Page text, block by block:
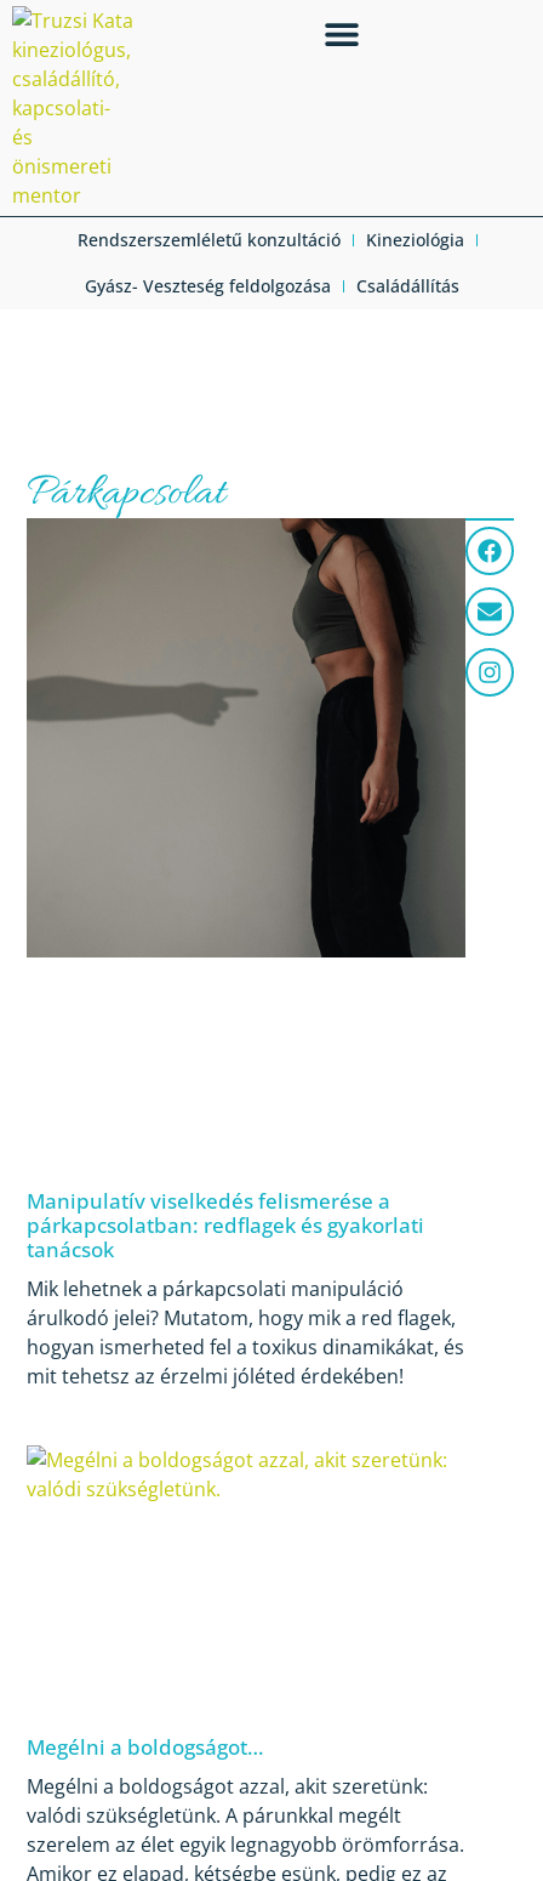
Rendszerszemléletű konzultáció
Kineziológia
Gyász- Veszteség feldolgozása
Családállítás
Párkapcsolat
Manipulatív viselkedés felismerése a
párkapcsolatban: redflagek és gyakorlati
tanácsok
Mik lehetnek a párkapcsolati manipuláció
árulkodó jelei? Mutatom, hogy mik a red flagek,
hogyan ismerheted fel a toxikus dinamikákat, és
mit tehetsz az érzelmi jóléted érdekében!
Megélni a boldogságot…
Megélni a boldogságot azzal, akit szeretünk:
valódi szükségletünk. A párunkkal megélt
szerelem az élet egyik legnagyobb örömforrása.
Amikor ez elapad, kétségbe esünk, pedig ez az